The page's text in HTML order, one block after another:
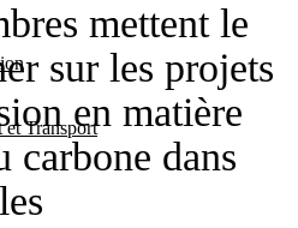
et Transport
mettent le
sur les projets
en matière
carbone dans